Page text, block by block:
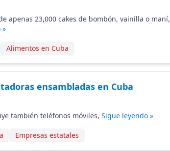
apenas 23,000 cakes de bombón, vainilla o maní,
»
Alimentos en Cuba
ensambladas en Cuba
también teléfonos móviles, Sigue leyendo »
Empresas estatales